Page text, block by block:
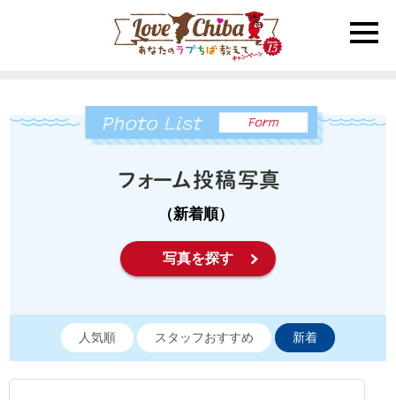
toggle
（新着順）
写真を探す
人気順 スタッフおすすめ 新着